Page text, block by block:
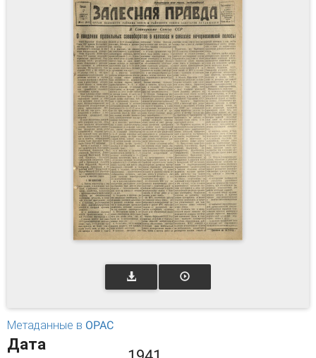
Метаданные в OPAC
Дата